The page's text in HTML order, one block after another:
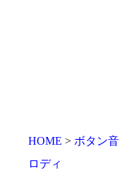
HOME ボタン音
ロディ